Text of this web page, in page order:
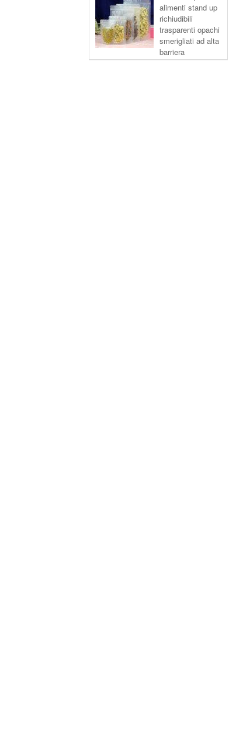
alimenti stand up
richiudibili
trasparenti opachi
smerigliati ad alta
barriera